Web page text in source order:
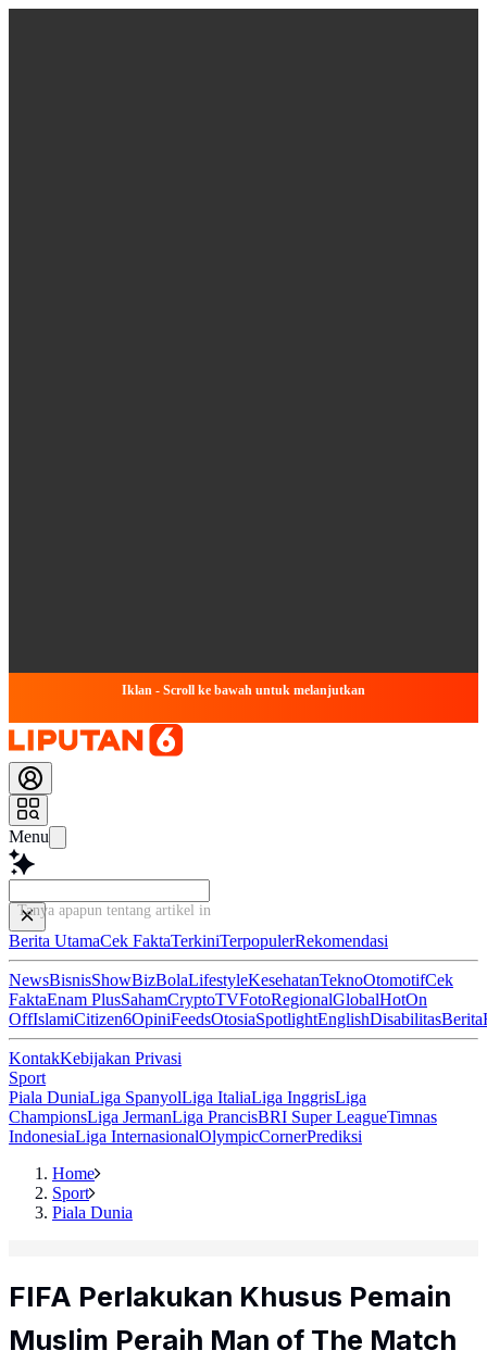
Iklan - Scroll ke bawah untuk melanjutkan
Menu
Tanya apapun tentang artikel ini...
Berita UtamaCek FaktaTerkiniTerpopulerRekomendasi
NewsBisnisShowBizBolaLifestyleKesehatanTeknoOtomotifCek
FaktaEnam PlusSahamCryptoTVFotoRegionalGlobalHotOn
OffIslamiCitizen6OpiniFeedsOtosiaSpotlightEnglishDisabilitasBerita
KontakKebijakan Privasi
Sport
Piala DuniaLiga SpanyolLiga ItaliaLiga InggrisLiga
ChampionsLiga JermanLiga PrancisBRI Super LeagueTimnas
IndonesiaLiga InternasionalOlympicCornerPrediksi
Home
Sport
Piala Dunia
FIFA Perlakukan Khusus Pemain
Muslim Peraih Man of The Match